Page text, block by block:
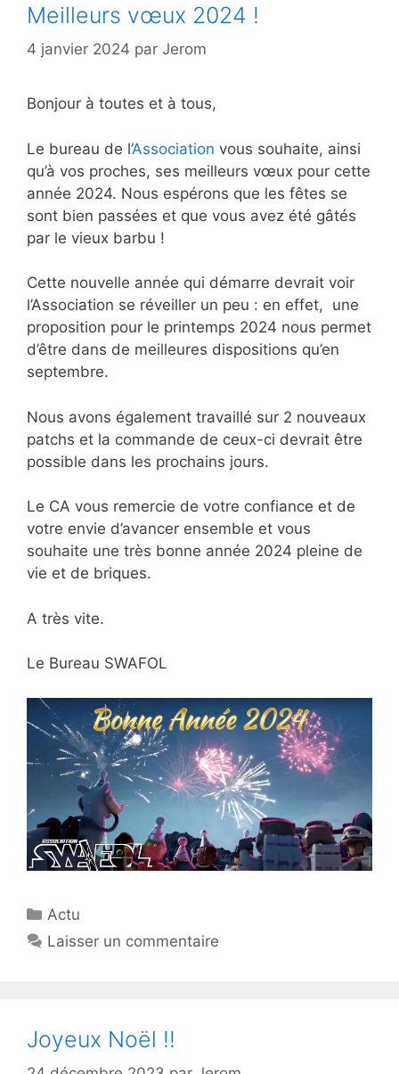
Meilleurs vœux 2024 !
4 janvier 2024 par Jerom
Bonjour à toutes et à tous,
Le bureau de l’Association vous souhaite, ainsi
qu’à vos proches, ses meilleurs vœux pour cette
année 2024. Nous espérons que les fêtes se
sont bien passées et que vous avez été gâtés
par le vieux barbu !
Cette nouvelle année qui démarre devrait voir
l’Association se réveiller un peu : en effet, une
proposition pour le printemps 2024 nous permet
d’être dans de meilleures dispositions qu’en
septembre.
Nous avons également travaillé sur 2 nouveaux
patchs et la commande de ceux-ci devrait être
possible dans les prochains jours.
Le CA vous remercie de votre confiance et de
votre envie d’avancer ensemble et vous
souhaite une très bonne année 2024 pleine de
vie et de briques.
A très vite.
Le Bureau SWAFOL
Catégories
Actu
Laisser un commentaire
Joyeux Noël !!